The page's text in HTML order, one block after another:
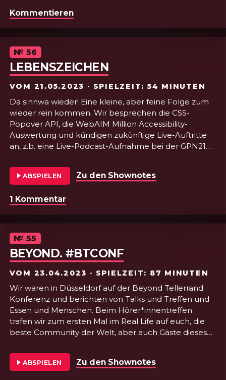
(Shownotes).
Eine Sendung für den/die Kenner*in.
Folge 57 - VAR WARS: A New Scope
Kommentieren
Episode
№56
LEBENSZEICHEN
VOM 21.05.2023 · SPIELZEIT: 54 MINUTEN
Da sinnwa wieder! Eine kleine, aber feine Folge zum
wieder rein kommen. Wir besprechen die CSS-
Popover API, die WebAIM Million Accessibility-
Auswertung und kündigen zukünftige Live-Auftritte
an, z.b. eine Live-Podcast-Aufnahme bei der GPN21.
ABSPIELEN Zu den Shownotes
1 Kommentar
Episode
№55
BEYOND. #BTCONF
VOM 23.04.2023 · SPIELZEIT: 87 MINUTEN
Wir waren in Düsseldorf auf der Beyond Tellerrand
Konferenz und berichten von Talks und Treffen und
Essen und Menschen. Beim Hörer*innentreffen
trafen wir zum ersten Mal im Real Life auf euch, die
beste Community der Welt, aber auch Gäste dieses
Vorträge bei der bestenWebKonferenzWoGibt™️
#klassenfahrt. Hach war das schön ❤️
ABSPIELEN Zu den Shownotes